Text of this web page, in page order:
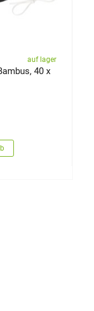
auf lager
40 x